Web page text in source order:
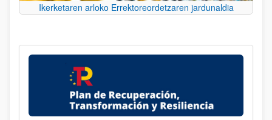
Ikerketaren arloko Errektoreordetzaren jardunaldia